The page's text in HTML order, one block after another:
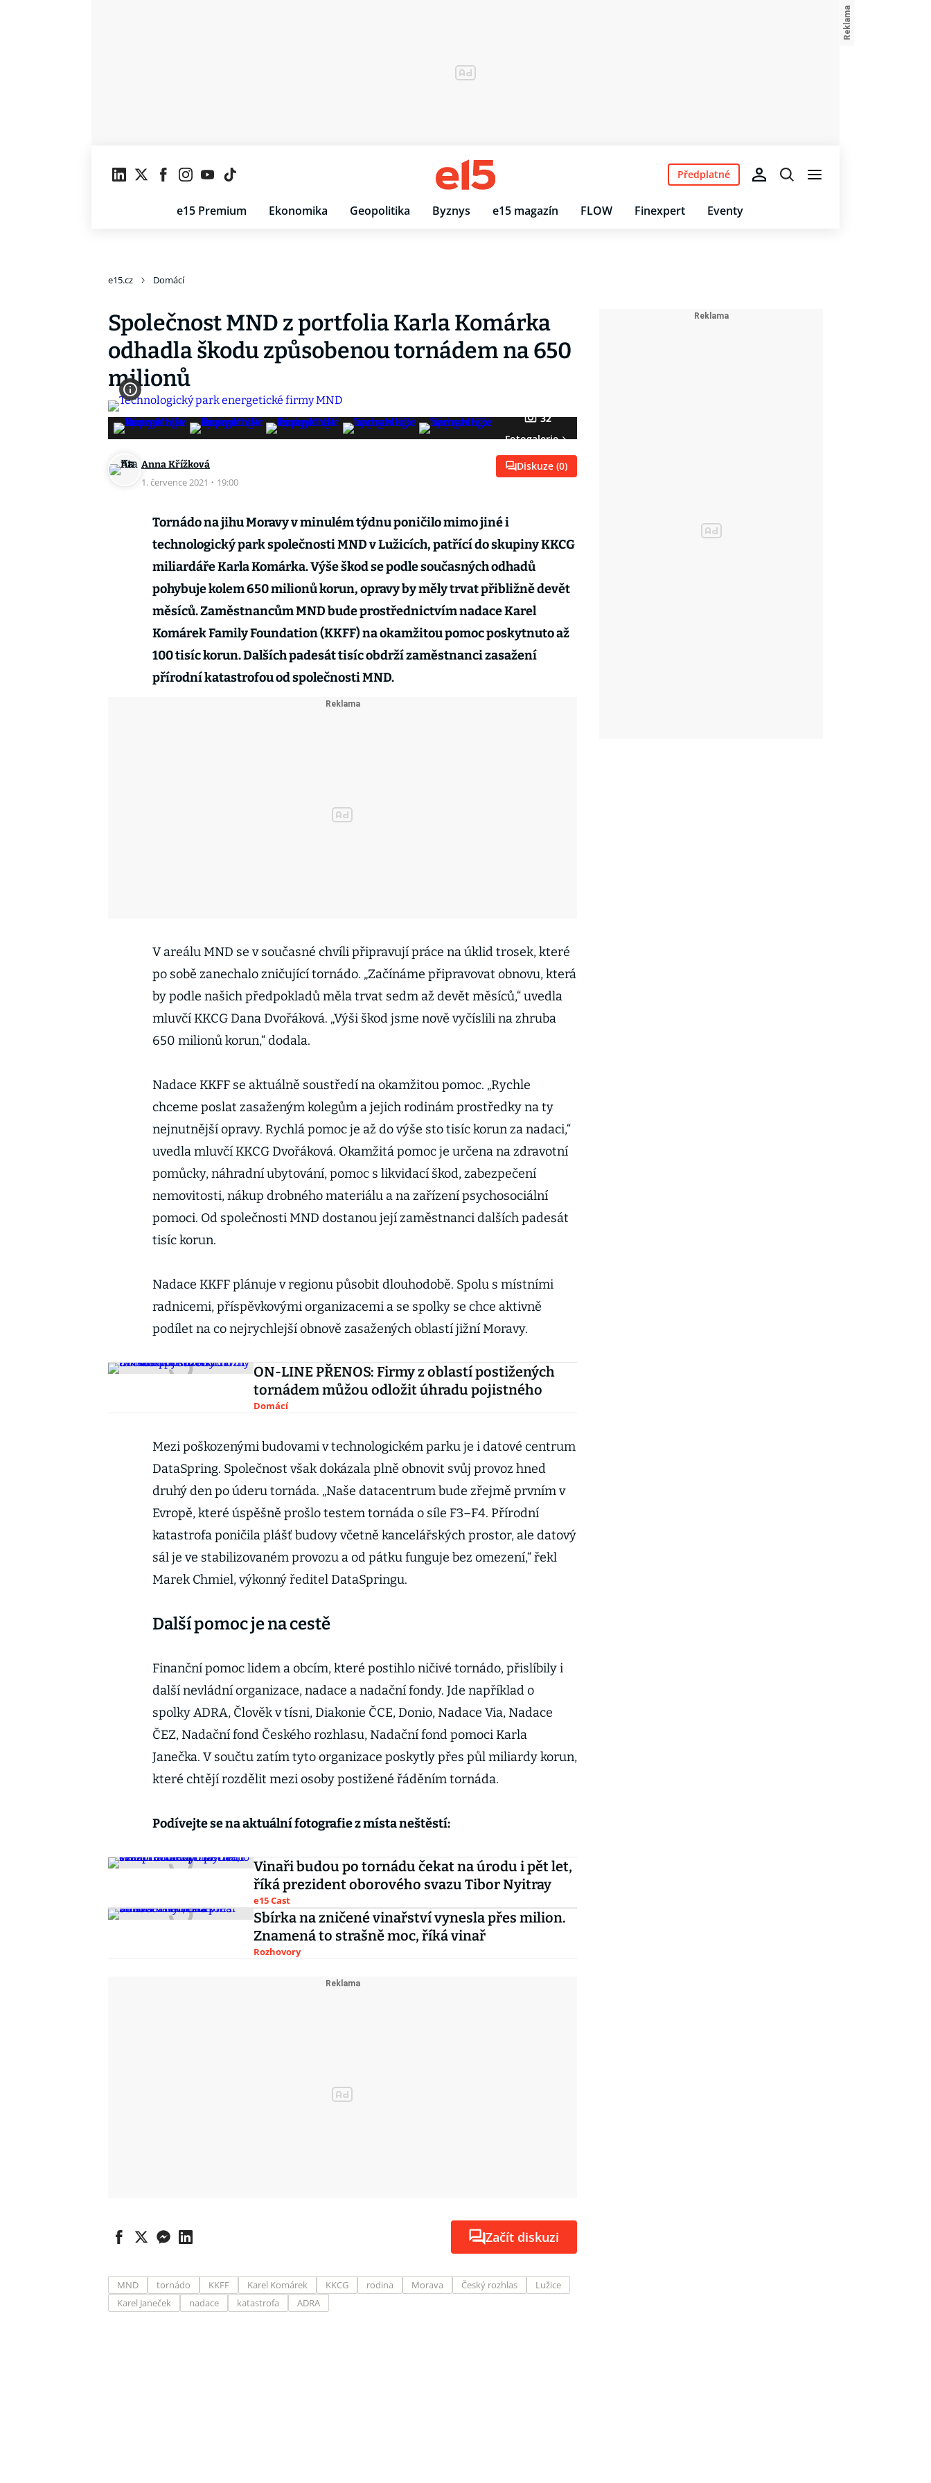
e15 Premium Ekonomika Geopolitika Byznys e15 magazín FLOW Finexpert Eventy
Předplatné
e15.cz Domácí
Společnost MND z portfolia Karla Komárka
odhadla škodu způsobenou tornádem na 650
milionů
32
Fotogalerie
Anna Křížková
1. července 2021 · 19:00
Diskuze (0)
Tornádo na jihu Moravy v minulém týdnu poničilo mimo jiné i
technologický park společnosti MND v Lužicích, patřící do skupiny KKCG
miliardáře Karla Komárka. Výše škod se podle současných odhadů
pohybuje kolem 650 milionů korun, opravy by měly trvat přibližně devět
měsíců. Zaměstnancům MND bude prostřednictvím nadace Karel
Komárek Family Foundation (KKFF) na okamžitou pomoc poskytnuto až
100 tisíc korun. Dalších padesát tisíc obdrží zaměstnanci zasažení
přírodní katastrofou od společnosti MND.
V areálu MND se v současné chvíli připravují práce na úklid trosek, které
po sobě zanechalo zničující tornádo. „Začínáme připravovat obnovu, která
by podle našich předpokladů měla trvat sedm až devět měsíců,“ uvedla
mluvčí KKCG Dana Dvořáková. „Výši škod jsme nově vyčíslili na zhruba
650 milionů korun,“ dodala.
Nadace KKFF se aktuálně soustředí na okamžitou pomoc. „Rychle
chceme poslat zasaženým kolegům a jejich rodinám prostředky na ty
nejnutnější opravy. Rychlá pomoc je až do výše sto tisíc korun za nadaci,“
uvedla mluvčí KKCG Dvořáková. Okamžitá pomoc je určena na zdravotní
pomůcky, náhradní ubytování, pomoc s likvidací škod, zabezpečení
nemovitosti, nákup drobného materiálu a na zařízení psychosociální
pomoci. Od společnosti MND dostanou její zaměstnanci dalších padesát
tisíc korun.
Nadace KKFF plánuje v regionu působit dlouhodobě. Spolu s místními
radnicemi, příspěvkovými organizacemi a se spolky se chce aktivně
podílet na co nejrychlejší obnově zasažených oblastí jižní Moravy.
ON-LINE PŘENOS: Firmy z oblastí postižených
tornádem můžou odložit úhradu pojistného
Domácí
Mezi poškozenými budovami v technologickém parku je i datové centrum
DataSpring. Společnost však dokázala plně obnovit svůj provoz hned
druhý den po úderu tornáda. „Naše datacentrum bude zřejmě prvním v
Evropě, které úspěšně prošlo testem tornáda o síle F3–F4. Přírodní
katastrofa poničila plášť budovy včetně kancelářských prostor, ale datový
sál je ve stabilizovaném provozu a od pátku funguje bez omezení,“ řekl
Marek Chmiel, výkonný ředitel DataSpringu.
Další pomoc je na cestě
Finanční pomoc lidem a obcím, které postihlo ničivé tornádo, přislíbily i
další nevládní organizace, nadace a nadační fondy. Jde například o
spolky ADRA, Člověk v tísni, Diakonie ČCE, Donio, Nadace Via, Nadace
ČEZ, Nadační fond Českého rozhlasu, Nadační fond pomoci Karla
Janečka. V součtu zatím tyto organizace poskytly přes půl miliardy korun,
které chtějí rozdělit mezi osoby postižené řáděním tornáda.
Podívejte se na aktuální fotografie z místa neštěstí:
Vinaři budou po tornádu čekat na úrodu i pět let,
říká prezident oborového svazu Tibor Nyitray
e15 Cast
Sbírka na zničené vinařství vynesla přes milion.
Znamená to strašně moc, říká vinař
Rozhovory
Začít diskuzi
MND tornádo KKFF Karel Komárek KKCG rodina Morava Český rozhlas
Lužice
Karel Janeček
nadace katastrofa ADRA